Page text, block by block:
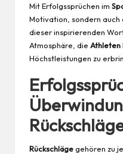
Mit Erfolgssprüchen im
Motivation, sondern auch
dieser inspirierenden
Atmosphäre, die Athleten
Höchstleistungen zu
Rückschlägegehören zu